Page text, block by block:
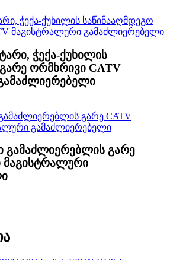
ჭექა-ქუხილის
ორმხრივი CATV
გამაძლიერებლის გარე
მაგისტრალური